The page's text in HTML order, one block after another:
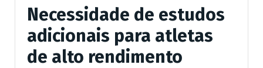
Necessidade de estudos
adicionais para atletas
de alto rendimento